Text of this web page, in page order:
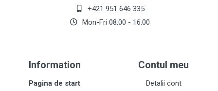
+421 951 646 335
Mon-Fri 08:00 - 16:00
Information
Pagina de start
Contul meu
Detalii cont